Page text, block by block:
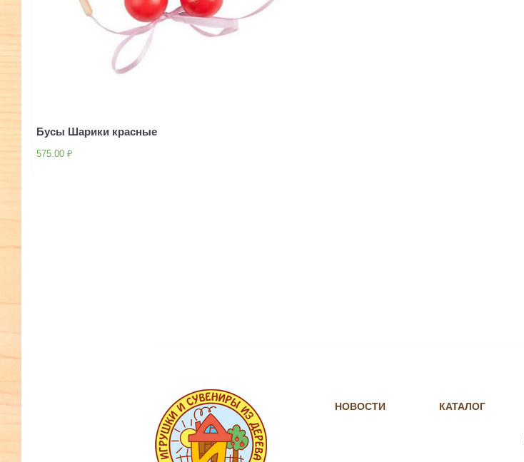
Бусы Шарики красные
575.00 ₽
НОВОСТИ КАТАЛОГ